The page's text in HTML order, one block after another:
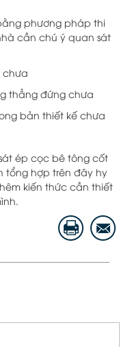
phương pháp thi
cần chú ý quan sát
chưa
thẳng đứng chưa
bản thiết kế chưa
ép cọc bê tông cốt
tổng hợp trên đây hy
kiến thức cần thiết